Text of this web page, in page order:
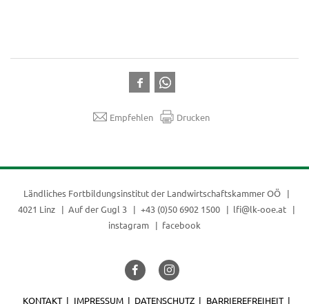
Empfehlen Drucken
Ländliches Fortbildungsinstitut der Landwirtschaftskammer OÖ
4021 Linz
Auf der Gugl 3 +43 (0)50 6902 1500
lfi@lk-ooe.at
instagram
facebook
KONTAKT IMPRESSUM DATENSCHUTZ BARRIEREFREIHEIT